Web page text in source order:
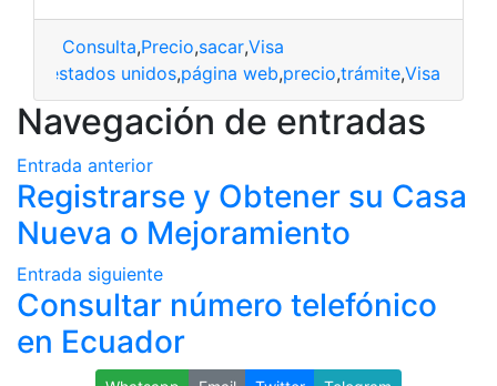
Consulta,Precio,sacar,Visa
estados unidos,página web,precio,trámite,Visa
Navegación de entradas
Entrada anterior
Registrarse y Obtener su Casa
Nueva o Mejoramiento
Entrada siguiente
Consultar número telefónico
en Ecuador